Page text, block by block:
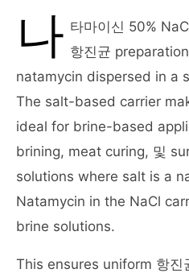
나 타마이신 50%
항진균
natamycin dispersed in a
The salt-based carrier
ideal for brine-based
brining, meat curing, 및
solutions where salt is a
Natamycin in the NaCl
brine solutions.
This ensures uniform 항